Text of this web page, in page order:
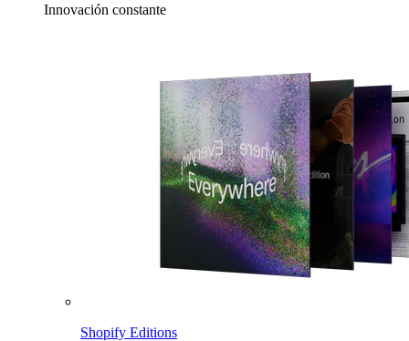
Innovación constante
Shopify Editions